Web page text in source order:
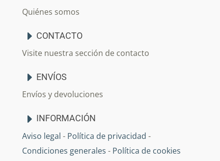
Quiénes somos
CONTACTO
Visite nuestra sección de contacto
ENVÍOS
Envíos y devoluciones
INFORMACIÓN
Aviso legal - Política de privacidad -
Condiciones generales - Política de cookies